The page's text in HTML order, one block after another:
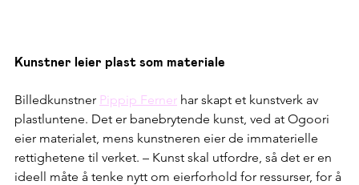
Kunstner leier plast som materiale
Billedkunstner Pippip Ferner har skapt et kunstverk av
plastluntene. Det er banebrytende kunst, ved at Ogoori
eier materialet, mens kunstneren eier de immaterielle
rettighetene til verket. – Kunst skal utfordre, så det er en
ideell måte å tenke nytt om eierforhold for ressurser, for å